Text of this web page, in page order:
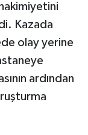
Kazada
olay yerine
ardından